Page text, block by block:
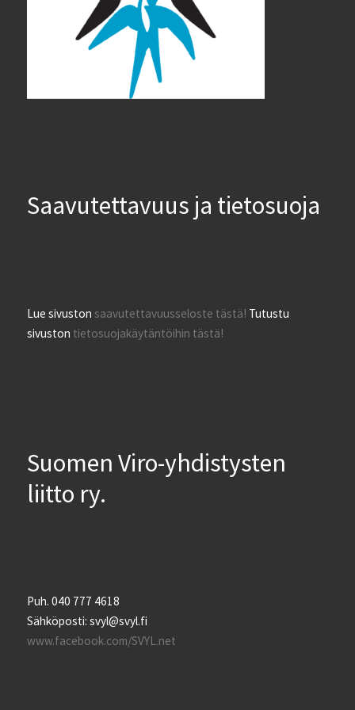
Saavutettavuus ja tietosuoja
Lue sivustonsaavutettavuusseloste tästä! Tutustu
sivuston tietosuojakäytäntöihin tästä!
Suomen Viro-yhdistysten
liitto ry.
Puh. 040 777 4618
Sähköposti: svyl@svyl.fi
www.facebook.com/SVYL.net